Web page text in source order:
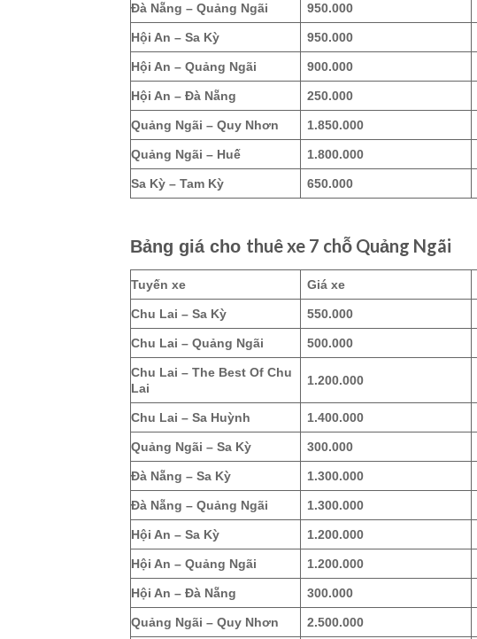
Đà Nẵng – Quảng Ngãi 950.000
Hội An – Sa Kỳ 950.000
Hội An – Quảng Ngãi 900.000
Hội An – Đà Nẵng 250.000
Quảng Ngãi – Quy Nhơn 1.850.000
Quảng Ngãi – Huế 1.800.000
Sa Kỳ – Tam Kỳ 650.000
Bảng giá cho thuê xe 7 chỗ Quảng Ngãi
Tuyến xe Giá xe
Chu Lai – Sa Kỳ 550.000
Chu Lai – Quảng Ngãi 500.000
Chu Lai – The Best Of Chu
Lai
1.200.000
Chu Lai – Sa Huỳnh 1.400.000
Quảng Ngãi – Sa Kỳ 300.000
Đà Nẵng – Sa Kỳ 1.300.000
Đà Nẵng – Quảng Ngãi 1.300.000
Hội An – Sa Kỳ 1.200.000
Hội An – Quảng Ngãi 1.200.000
Hội An – Đà Nẵng 300.000
Quảng Ngãi – Quy Nhơn 2.500.000